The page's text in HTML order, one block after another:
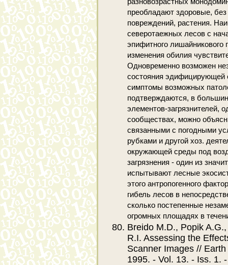
разновозрастных
преобладают здоровые,
повреждений, растения.
северотаежных лесов с
эпифитного лишайникового
изменения обилия
Одновременно возможен
состояния
симптомы возможных
подтверждаются, в
элементов-загрязнителей,
сообществах, можно
связанными с погодными
рубками и другой хоз.
окружающей среды под
загрязнения - один из
испытывают лесные
этого антропогенного
гибель лесов в
сколько постепенные
огромных площадях в
Breido M.D., Popik
R.I. Assessing the
Scanner Images //
1995. - Vol. 13. - Iss. 1.